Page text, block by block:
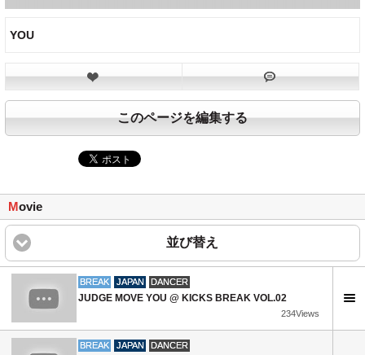
YOU
このページを編集する
Movie
並び替え
BREAK JAPAN DANCER
JUDGE MOVE YOU @ KICKS BREAK VOL.02
234Views
BREAK JAPAN DANCER